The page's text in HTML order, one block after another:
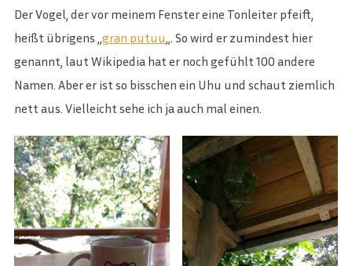
Der Vogel, der vor meinem Fenster eine Tonleiter pfeift,
heißt übrigens „gran putuu„. So wird er zumindest hier
genannt, laut Wikipedia hat er noch gefühlt 100 andere
Namen. Aber er ist so bisschen ein Uhu und schaut ziemlich
nett aus. Vielleicht sehe ich ja auch mal einen.